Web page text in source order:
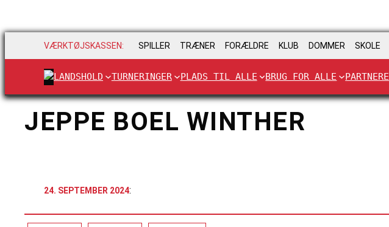
VÆRKTØJSKASSEN: SPILLER TRÆNER FORÆLDRE KLUB DOMMER SKOLE
LANDSHOLD TURNERINGER PLADS TIL ALLE BRUG FOR ALLE PARTNERE
JEPPE BOEL WINTHER
24. SEPTEMBER 2024: